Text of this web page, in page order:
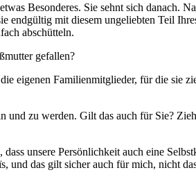
Besonderes. Sie sehnt sich danach.
endgültig mit diesem ungeliebten Teil
abschütteln.
gefallen?
eigenen Familienmitglieder, für die sie
zu werden. Gilt das auch für Sie?
unsere Persönlichkeit auch eine
und das gilt sicher auch für mich, nicht